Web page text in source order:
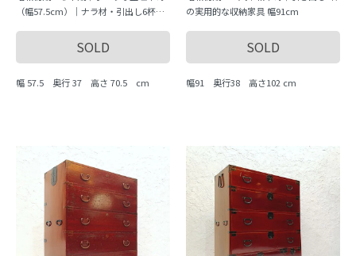
（幅57.5cm）｜ナラ材・引出し6杯・
SOLD
幅 57.5 奥行 37 高さ 70.5 cm
の実用的な収納家具 幅91cm
SOLD
幅91 奥行38 高さ102 cm